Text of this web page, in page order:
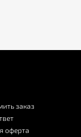
заказ
оферта